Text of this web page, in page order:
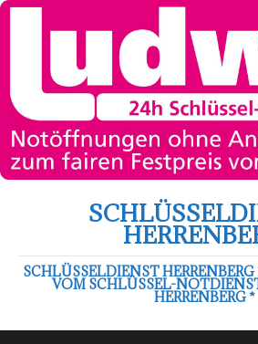
SCHLÜSSELDIENST
VOM SCHLÜSSEL-
HERRENBERG *